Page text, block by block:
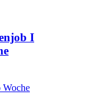
I
Woche